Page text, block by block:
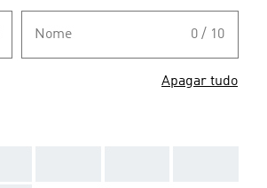
Nome 0 / 10
Apagar tudo